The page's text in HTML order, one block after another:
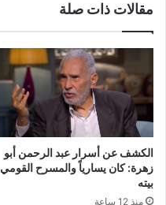
مقالات ذات صلة
الكشف عن أسرار عبد الرحمن أبو
زهرة: كان يسارياً والمسرح القومي
بيته
منذ 12 ساعة